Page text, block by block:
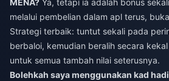
melalui pembelian dalam apl terus,
Strategi terbaik: tuntut sekali pada
berbaloi, kemudian beralih secara
untuk semua tambah nilai seterusnya.
Bolehkah saya menggunakan kad